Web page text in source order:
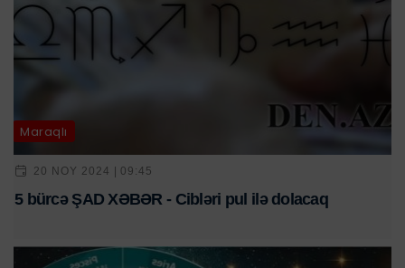
Maraqlı
20 NOY 2024 | 09:45
5 bürcə ŞAD XƏBƏR - Cibləri pul ilə dolacaq